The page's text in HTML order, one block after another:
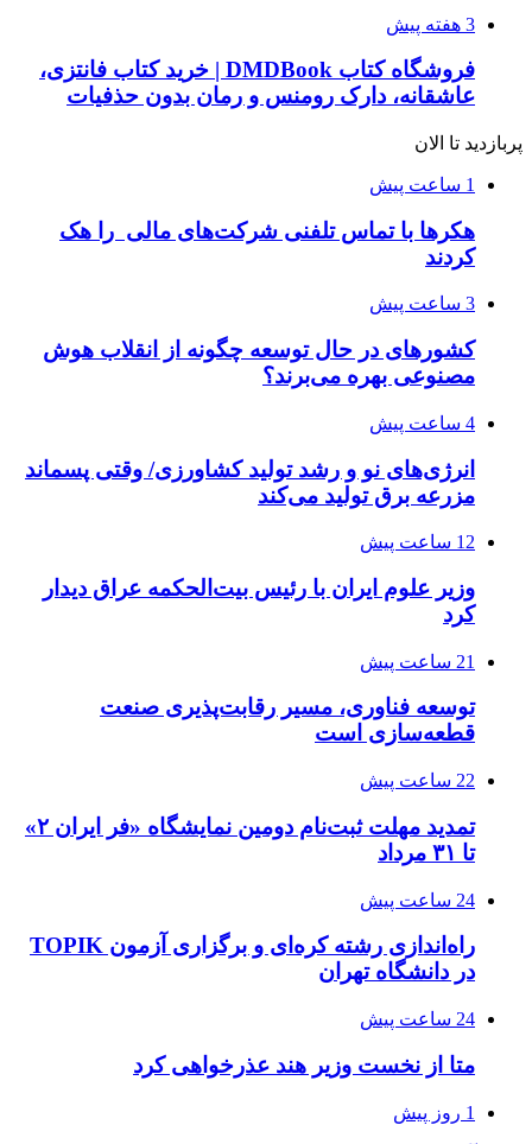
3 هفته پیش
فروشگاه کتاب DMDBook | خرید کتاب فانتزی،
عاشقانه، دارک رومنس و رمان بدون حذفیات
پربازدید تا الان
1 ساعت پیش
هکرها با تماس تلفنی شرکت‌های مالی را هک
کردند
3 ساعت پیش
کشورهای در حال توسعه چگونه از انقلاب هوش
مصنوعی بهره می‌برند؟
4 ساعت پیش
انرژی‌های نو و رشد تولید کشاورزی/ وقتی پسماند
مزرعه‌ برق تولید می‌کند
12 ساعت پیش
وزیر علوم ایران با رئیس بیت‌الحکمه عراق دیدار
کرد
21 ساعت پیش
توسعه فناوری، مسیر رقابت‌پذیری صنعت
قطعه‌سازی است
22 ساعت پیش
تمدید مهلت ثبت‌نام دومین نمایشگاه «فر ایران ۲»
تا ۳۱ مرداد
24 ساعت پیش
راه‌اندازی رشته کره‌ای و برگزاری آزمون TOPIK
در دانشگاه تهران
24 ساعت پیش
متا از نخست وزیر هند عذرخواهی کرد
1 روز پیش